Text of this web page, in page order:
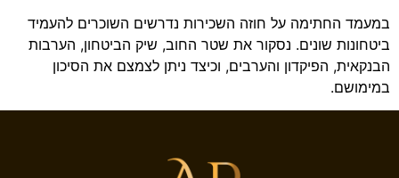
במעמד החתימה על חוזה השכירות נדרשים השוכרים להעמיד
ביטחונות שונים. נסקור את שטר החוב, שיק הביטחון, הערבות
הבנקאית, הפיקדון והערבים, וכיצד ניתן לצמצם את הסיכון
במימושם.